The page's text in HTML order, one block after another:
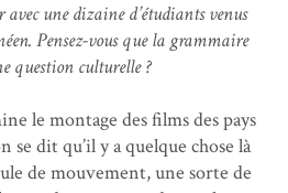
une dizaine d’étudiants venus
Pensez-vous que la grammaire
question culturelle ?
le montage des films des pays
se dit qu’il y a quelque chose là
de mouvement, une sorte de